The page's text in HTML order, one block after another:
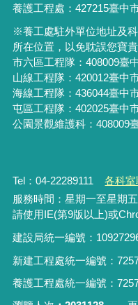
養護工程處：427215臺中
※養工處駐外單位地址及
所在位置，以免耽誤您寶
市六區工程隊：408009臺
山線工程隊：420012臺中
海線工程隊：436044臺中
屯區工程隊：402025臺中
公園景觀維護科：408009
Tel：04-22289111 各科
服務時間：星期一至星期
請使用IE(第9版以上)或
建設局統一編號：
新建工程處統一編號 ：
養護工程處統一編號 ：